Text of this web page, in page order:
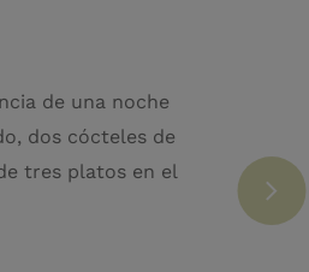
de una noche
dos cócteles de
tres platos en el